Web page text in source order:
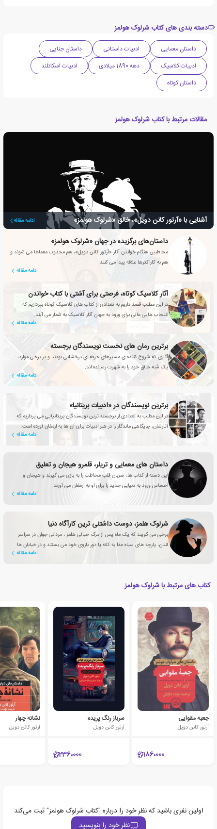
دسته بندی های کتاب شرلوک هولمز
داستان معمایی ادبیات داستانی
داستان جنایی
ادبیات کلاسیک
دهه 1890 میلادی
ادبیات اسکاتلند
داستان کوتاه
مقالات مرتبط با کتاب شرلوک هولمز
آشنایی با «آرتور کانن دویل»، خالق «شرلوک هولمز» ادامه مقاله
داستان‌های برگزیده در جهان «شرلوک هولمز»
مخاطبین هنگام خواندن آثار «آرتور کانن دویل»، هم مجذوب معماها می شوند و
هم به کاراکترها علاقه پیدا می کنند.
ادامه مقاله
آثار کلاسیک کوتاه، فرصتی برای آشتی با کتاب خواندن
در این مطلب قصد داریم به تعدادی از کتاب های کلاسیک کوتاه بپردازیم که
انتخاب هایی عالی برای ورود به جهان آثار کلاسیک به شمار می آیند.
ادامه مقاله
برترین رمان های نخست نویسندگان برجسته
آثاری که شروع کننده ی مسیرهای حرفه ایِ درخشانی بودند و در برخی موارد،
یک شَبه خالق خود را به شهرت رسانده اند.
ادامه مقاله
برترین نویسندگان در «ادبیات بریتانیا»
در این مطلب به تعدادی از برجسته ترین نویسندگان بریتانیایی می پردازیم که
آثارشان، جایگاهی ماندگار را در هنر ادبیات برای آن ها به ارمغان آورده است.
ادامه مقاله
داستان های معمایی و تریلر، قلمرو هیجان و تعلیق
این دسته از کتاب ها، ضربان قلب مخاطب را به بازی می گیرند و هیجان و
احساس ورود به دنیایی جدید را برای او به ارمغان می آورند.
ادامه مقاله
شرلوک هلمز، دوست داشتنی ترین کارآگاه دنیا
برخی می گویند که یک ماه پس از مرگ خیالی هلمز ، مردانی جوان در سراسر
لندن، پارچه های سیاه عذا به کلاه یا دور بازوی خود می بستند و در خیابان ها
ادامه مقاله
کتاب های مرتبط با شرلوک هولمز
جعبه مقوایی
آرتور کانن دویل
186،000
سرباز رنگ پریده
آرتور کانن دویل
236،000
نشانه چهار
آرتور کانن دویل
اولین نفری باشید که نظر خود را درباره "کتاب شرلوک هولمز" ثبت می‌کند
نظر خود را بنویسید